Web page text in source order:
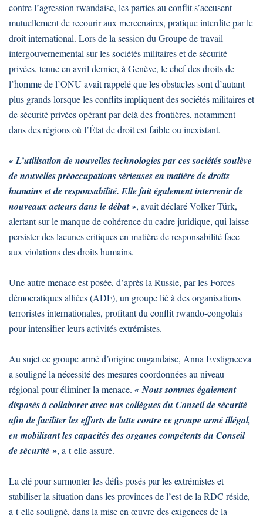
contre l’agression rwandaise, les parties au conflit s’accusent
mutuellement de recourir aux mercenaires, pratique interdite par le
droit international. Lors de la session du Groupe de travail
intergouvernemental sur les sociétés militaires et de sécurité
privées, tenue en avril dernier, à Genève, le chef des droits de
l’homme de l’ONU avait rappelé que les obstacles sont d’autant
plus grands lorsque les conflits impliquent des sociétés militaires et
de sécurité privées opérant par-delà des frontières, notamment
dans des régions où l’État de droit est faible ou inexistant.
« L’utilisation de nouvelles technologies par ces sociétés soulève
de nouvelles préoccupations sérieuses en matière de droits
humains et de responsabilité. Elle fait également intervenir de
nouveaux acteurs dans le débat », avait déclaré Volker Türk,
alertant sur le manque de cohérence du cadre juridique, qui laisse
persister des lacunes critiques en matière de responsabilité face
aux violations des droits humains.
Une autre menace est posée, d’après la Russie, par les Forces
démocratiques alliées (ADF), un groupe lié à des organisations
terroristes internationales, profitant du conflit rwando-congolais
pour intensifier leurs activités extrémistes.
Au sujet ce groupe armé d’origine ougandaise, Anna Evstigneeva
a souligné la nécessité des mesures coordonnées au niveau
régional pour éliminer la menace. « Nous sommes également
disposés à collaborer avec nos collègues du Conseil de sécurité
afin de faciliter les efforts de lutte contre ce groupe armé illégal,
en mobilisant les capacités des organes compétents du Conseil
de sécurité », a-t-elle assuré.
La clé pour surmonter les défis posés par les extrémistes et
stabiliser la situation dans les provinces de l’est de la RDC réside,
a-t-elle souligné, dans la mise en œuvre des exigences de la